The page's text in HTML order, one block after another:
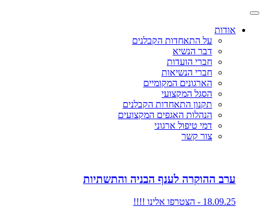
אודות
על התאחדות הקבלנים
דבר הנשיא
חברי הועדות
חברי הנשיאות
הארגונים המקומיים
הסגל המקצועי
תקנון התאחדות הקבלנים
הנהלות האגפים המקצועים
דמי טיפול ארגוני
צור קשר
ערב ההוקרה לענף הבניה והתשתיות
18.09.25 - הצטרפו אלינו !!!!